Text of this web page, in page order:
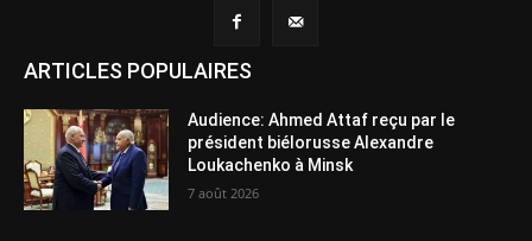
ARTICLES POPULAIRES
Audience: Ahmed Attaf reçu par le
président biélorusse Alexandre
Loukachenko à Minsk
7 août 2026